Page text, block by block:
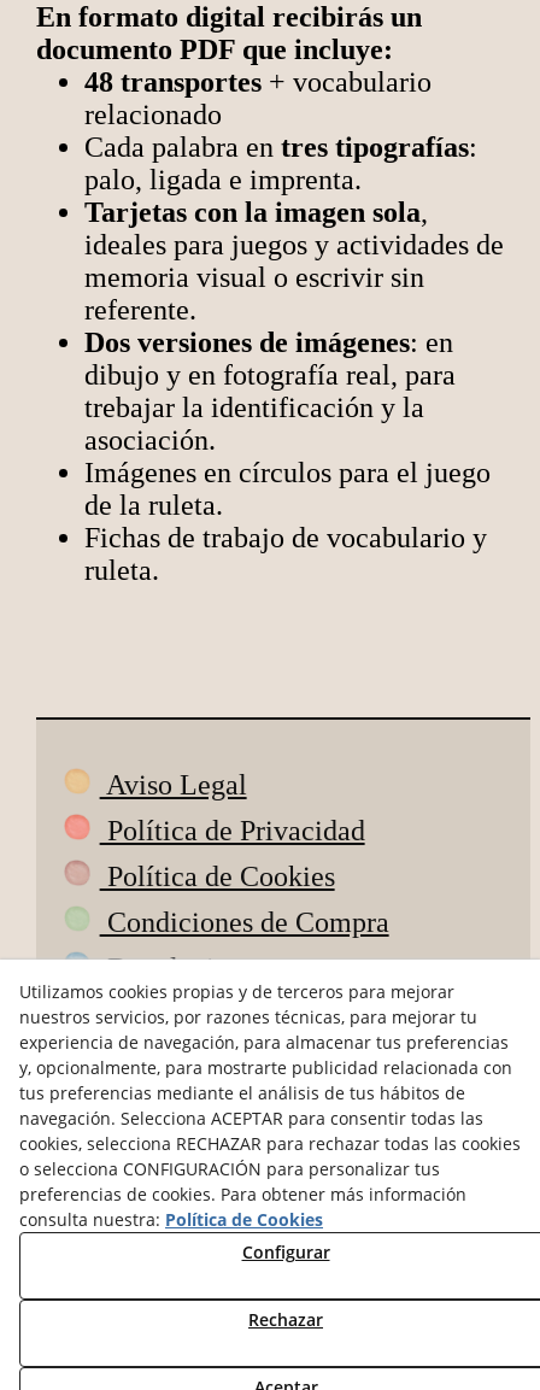
En formato digital recibirás un
documento PDF que incluye:
48 transportes + vocabulario
relacionado
Cada palabra en tres tipografías:
palo, ligada e imprenta.
Tarjetas con la imagen sola,
ideales para juegos y actividades de
memoria visual o escrivir sin
referente.
Dos versiones de imágenes: en
dibujo y en fotografía real, para
trebajar la identificación y la
asociación.
Imágenes en círculos para el juego
de la ruleta.
Fichas de trabajo de vocabulario y
ruleta.
Aviso Legal
Política de Privacidad
Política de Cookies
Condiciones de Compra
Devoluciones
ODR
hola@petitsdepoble.com
@petits_de_poble
Pagos seguros
reservados.
Utilizamos cookies propias y de terceros para mejorar
nuestros servicios, por razones técnicas, para mejorar tu
experiencia de navegación, para almacenar tus preferencias
y, opcionalmente, para mostrarte publicidad relacionada con
tus preferencias mediante el análisis de tus hábitos de
navegación. Selecciona ACEPTAR para consentir todas las
cookies, selecciona RECHAZAR para rechazar todas las cookies
o selecciona CONFIGURACIÓN para personalizar tus
preferencias de cookies. Para obtener más información
consulta nuestra: Política de Cookies
Configurar
Rechazar